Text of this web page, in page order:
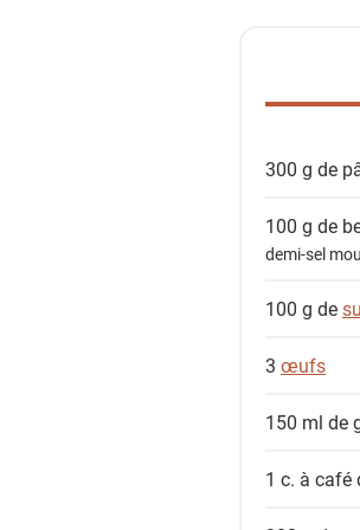
300 g de
100 g de
demi-sel mou
100 g de
3 œufs
150 ml de
1 c. à café